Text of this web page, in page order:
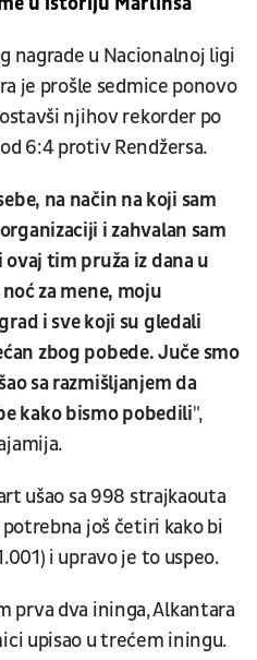
nagrade u Nacionalnoj ligi
je prošle sedmice ponovo
njihov rekorder po
6:4 protiv Rendžersa.
na način na koji sam
i zahvalan sam
tim pruža iz dana u
za mene, moju
i sve koji su gledali
zbog pobede. Juče smo
sa razmišljanjem da
kako bismo pobedili",
ušao sa 998 strajkaouta
još četiri kako bi
i upravo je to uspeo.
prva dva ininga, Alkantara
upisao u trećem iningu.